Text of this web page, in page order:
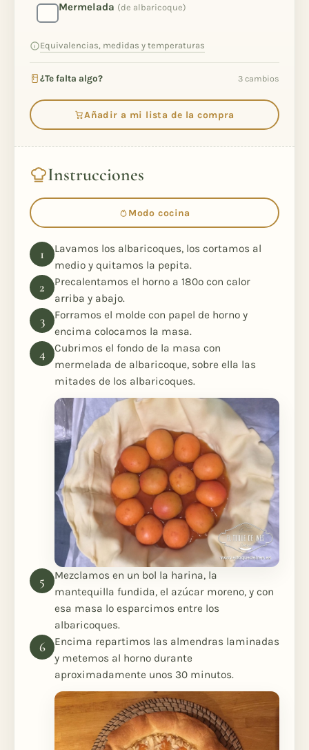
Mermelada (de albaricoque)
Equivalencias, medidas y temperaturas
¿Te falta algo? 3 cambios
Añadir a mi lista de la compra
Instrucciones
Modo cocina
Lavamos los albaricoques, los cortamos al
medio y quitamos la pepita.
Precalentamos el horno a 180º con calor
arriba y abajo.
Forramos el molde con papel de horno y
encima colocamos la masa.
Cubrimos el fondo de la masa con
mermelada de albaricoque, sobre ella las
mitades de los albaricoques.
Mezclamos en un bol la harina, la
mantequilla fundida, el azúcar moreno, y con
esa masa lo esparcimos entre los
albaricoques.
Encima repartimos las almendras laminadas
y metemos al horno durante
aproximadamente unos 30 minutos.